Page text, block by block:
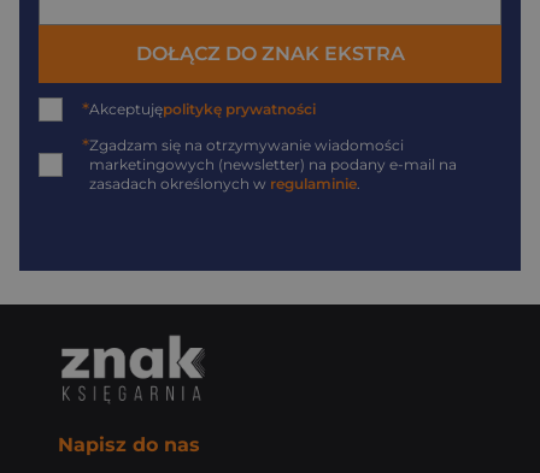
DOŁĄCZ DO ZNAK EKSTRA
*Akceptujępolitykę prywatności
*Zgadzam się na otrzymywanie wiadomości
marketingowych (newsletter) na podany e-mail na
zasadach określonych w regulaminie
Napisz do nas